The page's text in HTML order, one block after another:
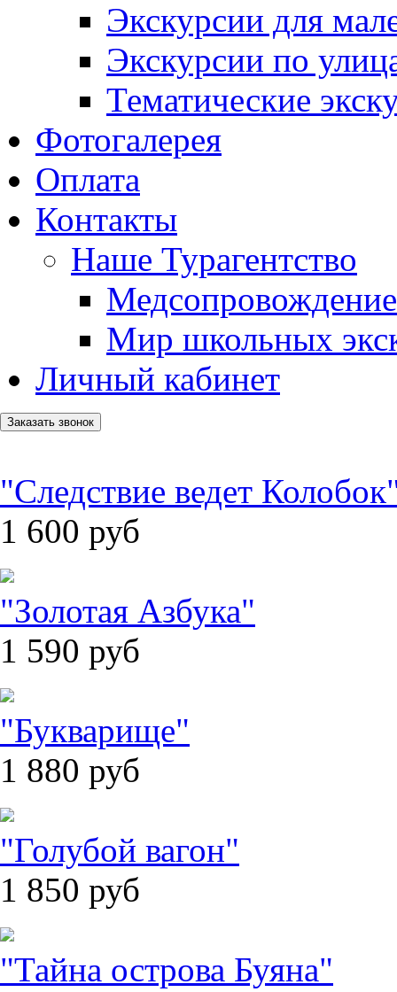
Экскурсии для
Экскурсии по
Тематические
Фотогалерея
Оплата
Контакты
Наше Турагентство
Медсопровождение
Мир школьных
Личный кабинет
Заказать звонок
"Следствие ведет
1 600 руб
"Золотая Азбука"
1 590 руб
"Букварище"
1 880 руб
"Голубой вагон"
1 850 руб
"Тайна острова Буяна"